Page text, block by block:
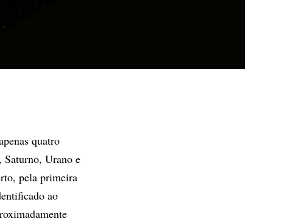
quatro
Saturno, Urano e
pela primeira
ao